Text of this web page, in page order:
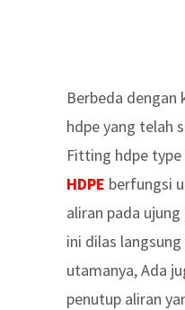
Berbeda
hdpe yang telah
Fitting hdpe type
HDPE berfungsi
aliran pada ujung
ini dilas
utamanya, Ada
penutup aliran